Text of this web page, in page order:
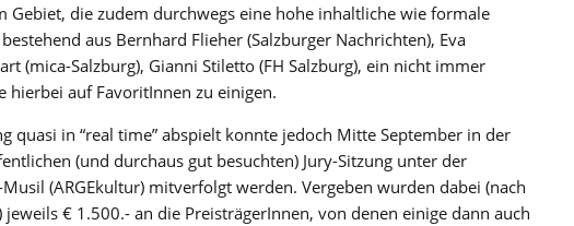
Gebiet, die zudem durchwegs eine hohe inhaltliche wie formale
aus Bernhard Flieher (Salzburger Nachrichten), Eva
(mica-Salzburg), Gianni Stiletto (FH Salzburg), ein nicht immer
hierbei auf FavoritInnen zu einigen.
quasi in “real time” abspielt konnte jedoch Mitte September in der
(und durchaus gut besuchten) Jury-Sitzung unter der
(ARGEkultur) mitverfolgt werden. Vergeben wurden dabei (nach
€ 1.500.- an die PreisträgerInnen, von denen einige dann auch